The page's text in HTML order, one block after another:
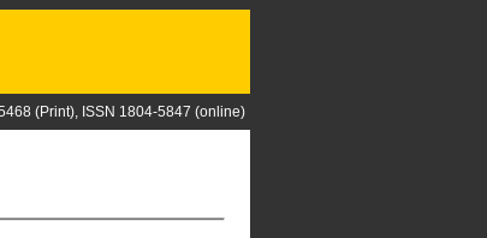
(Print), ISSN 1804-5847 (online)